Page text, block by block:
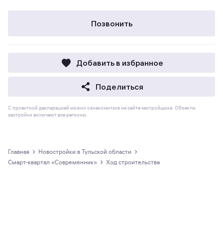
Позвонить
Добавить в избранное
Поделиться
С проектной декларацией можно ознакомиться на сайте застройщика. Объекты
застройки включают все регионы.
Главная › новостройки в Тульской области ›
Смарт-квартал «Современник» › Ход строительства